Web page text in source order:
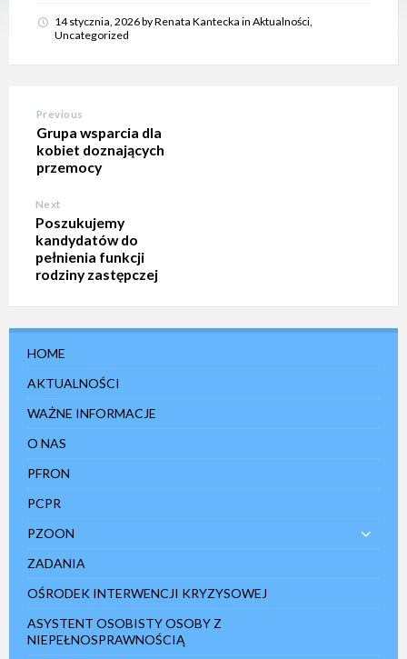
14 stycznia, 2026byRenata Kantecka in Aktualności,
Uncategorized
Previous
Grupa wsparcia dla
kobiet doznających
przemocy
Next
Poszukujemy
kandydatów do
pełnienia funkcji
rodziny zastępczej
HOME
AKTUALNOŚCI
WAŻNE INFORMACJE
O NAS
PFRON
PCPR
PZOON
ZADANIA
OŚRODEK INTERWENCJI KRYZYSOWEJ
ASYSTENT OSOBISTY OSOBY Z
NIEPEŁNOSPRAWNOŚCIĄ